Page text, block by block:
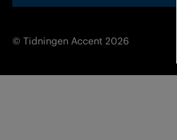
© Tidningen Accent 2026